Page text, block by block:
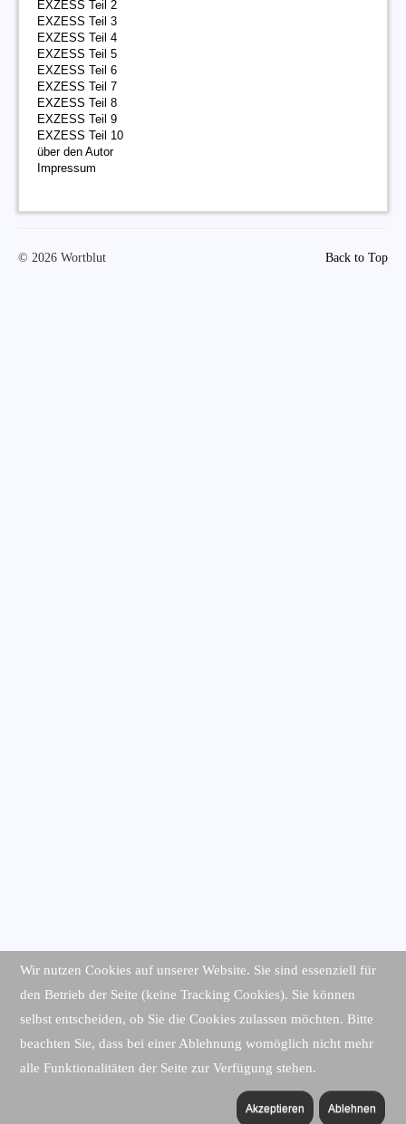
EXZESS Teil 2
EXZESS Teil 3
EXZESS Teil 4
EXZESS Teil 5
EXZESS Teil 6
EXZESS Teil 7
EXZESS Teil 8
EXZESS Teil 9
EXZESS Teil 10
über den Autor
Impressum
Back to Top
© 2026 Wortblut
Wir nutzen Cookies auf unserer Website. Sie sind essenziell für
den Betrieb der Seite (keine Tracking Cookies). Sie können
selbst entscheiden, ob Sie die Cookies zulassen möchten. Bitte
beachten Sie, dass bei einer Ablehnung womöglich nicht mehr
alle Funktionalitäten der Seite zur Verfügung stehen.
Akzeptieren Ablehnen